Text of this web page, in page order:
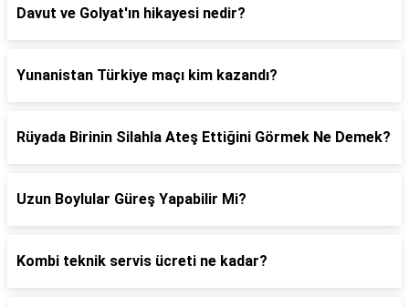
Davut ve Golyat'ın hikayesi nedir?
Yunanistan Türkiye maçı kim kazandı?
Rüyada Birinin Silahla Ateş Ettiğini Görmek Ne Demek?
Uzun Boylular Güreş Yapabilir Mi?
Kombi teknik servis ücreti ne kadar?